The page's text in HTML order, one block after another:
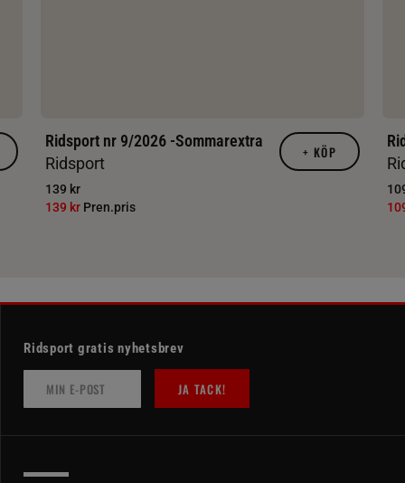
Ridsport nr 9/2026 -Sommarextra
Ridsport
139 kr
139 kr Pren.pris
+ KÖP
Ridsport gratis nyhetsbrev
JA TACK!